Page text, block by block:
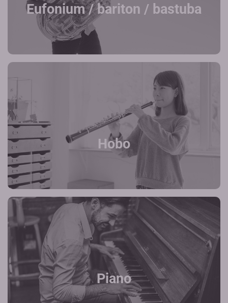
Eufonium / bariton / bastuba
Hobo
Piano